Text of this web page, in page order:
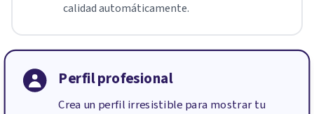
calidad automáticamente.
Perfil profesional
Crea un perfil irresistible para mostrar tu